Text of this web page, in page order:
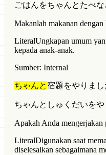
ごはんをちゃんとたべな
Makanlah makanan dengan
LiteralUngkapan umum
kepada anak-anak.
Sumber: Internal
ちゃんと宿題をやりまし
ちゃんとしゅくだいをや
Apakah Anda mengerjakan
LiteralDigunakan saat
diselesaikan sebagaimana